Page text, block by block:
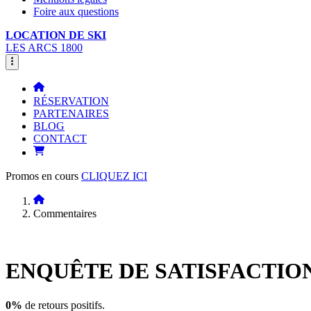
Foire aux questions
LOCATION DE SKI
LES ARCS 1800
RÉSERVATION
PARTENAIRES
BLOG
CONTACT
Promos en cours CLIQUEZ ICI
Commentaires
ENQUÊTE DE
0% de retours positifs.